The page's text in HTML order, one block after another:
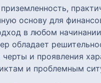
основу для
в любом
обладает
и проявления
и проблемным